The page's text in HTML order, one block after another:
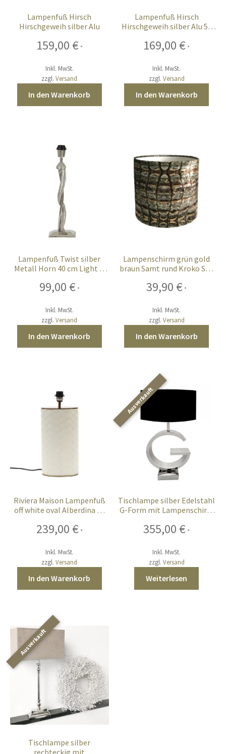
Lampenfuß Hirsch
Hirschgeweih silber Alu
159,00 € *
Inkl. MwSt.
zzgl.Versand
In den Warenkorb
Lampenfuß Hirsch
Hirschgeweih silber Alu 56
169,00 € *
Inkl. MwSt.
zzgl. Versand
In den Warenkorb
Lampenfuß Twist silber
Metall Horn 40 cm Light &
99,00 € *
Inkl. MwSt.
zzgl.Versand
In den Warenkorb
Lampenschirm grün gold
braun Samt rund Kroko Stil
39,90 € *
Inkl. MwSt.
zzgl. Versand
In den Warenkorb
Riviera Maison Lampenfuß
off white oval Alberdina 46
239,00 € *
Inkl. MwSt.
zzgl.Versand
In den Warenkorb
Tischlampe silber Edelstahl
G-Form mit Lampenschirm
355,00 € *
Inkl. MwSt.
zzgl. Versand
Weiterlesen
Tischlampe silber
rechteckig mit